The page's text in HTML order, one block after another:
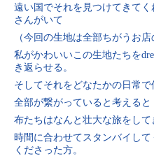
遠い国でそれを見つけてきて
さんがいて
（今回の生地は全部ちがうお
私がかわいいこの生地たちを
き返らせる。
そしてそれをどなたかの日常で
全部が繋がっていると考えると
布たちはなんと壮大な旅をして
時間に合わせてスタンバイし
くださった方。